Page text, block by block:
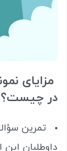
مزایای
در چیست؟
تمرین
داوطلبان